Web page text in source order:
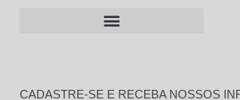
CADASTRE-SE E RECEBA NOSSOS